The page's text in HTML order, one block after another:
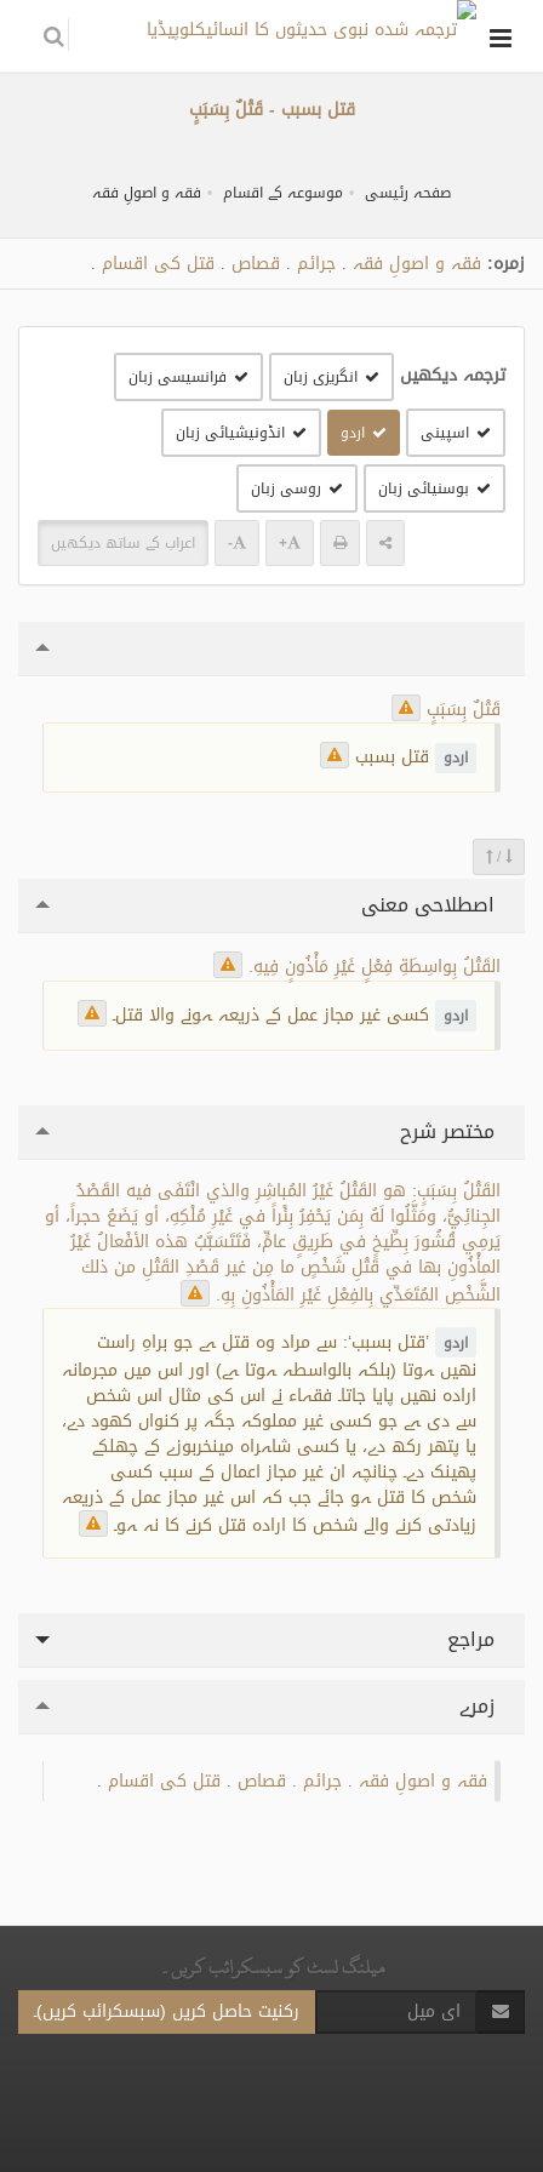
قتل بسبب - قَتْلٌ بِسَبَبٍ
صفحہ رئیسی موسوعہ کے اقسام فقہ و اصولِ فقہ
زمره: فقہ و اصولِ فقہ جرائم قصاص قتل کی اقسام
ترجمہ دیکھیں انگریزی زبان فرانسیسی زبان
اسپینی اردو انڈونیشیائی زبان
بوسنیائی زبان روسی زبان
+
- اعراب کے ساتھ دیکھیں
قَتْلٌ بِسَبَبٍ
اردو قتل بسبب
/
اصطلاحی معنی
القَتْلُ بِواسِطَةِ فِعْلٍ غَيْرِ مَأْذُونٍ فِيهِ.
اردو کسی غیر مجاز عمل کے ذریعہ ہونے والا قتل۔
مختصر شرح
القَتْلُ بِسَبَبٍ: هو القَتْلُ غَيْرُ المُباشِرِ والذي انْتَفَى فيه القَصْدُ
الجِنائِيُّ، ومَثَّلُوا لَهُ بِمَن يَحْفِرُ بِئْراً في غَيْرِ مُلْكِهِ، أو يَضَعُ حجراً، أو
يَرمِي قُشُورَ بِطِّيخٍ في طَرِيقٍ عامٍّ، فَتَتَسَبَّبُ هذه الأفْعالُ غَيْرُ
المأْذُونِ بها في قَتْلِ شَخْصٍ ما مِن غير قَصْدِ القَتْلِ من ذلك
الشَّخْصِ المُتَعَدِّي بِالفِعْلِ غَيْرِ المَأْذُونِ بِهِ.
اردو ’قتل بسبب‘: سے مراد وہ قتل ہے جو براہِ راست
نھیں ہوتا (بلکہ بالواسطہ ہوتا ہے) اور اس میں مجرمانہ
ارادہ نھیں پایا جاتا۔ فقہاء نے اس کی مثال اس شخص
سے دی ہے جو کسی غیر مملوکہ جگہ پر کنواں کھود دے،
یا پتھر رکھ دے، یا کسی شاہراہ میںخربوزے کے چھلکے
پھینک دے۔ چنانچہ ان غیر مجاز اعمال کے سبب کسی
شخص کا قتل ہو جائے جب کہ اس غیر مجاز عمل کے ذریعہ
زیادتی کرنے والے شخص کا ارادہ قتل کرنے کا نہ ہو۔
مراجع
زمرے
فقہ و اصولِ فقہ جرائم قصاص قتل کی اقسام
میلنگ لسٹ کو سبسکرائب کریں۔
رکنیت حاصل کریں (سبسکرائب کریں)۔